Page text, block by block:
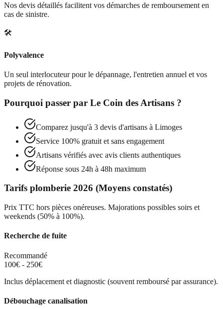
Nos devis détaillés facilitent vos démarches de remboursement en
cas de sinistre.
🛠️
Polyvalence
Un seul interlocuteur pour le dépannage, l'entretien annuel et vos
projets de rénovation.
Pourquoi passer par Le Coin des Artisans ?
Comparez jusqu'à 3 devis d'artisans à Limoges
Service 100% gratuit et sans engagement
Artisans vérifiés avec avis clients authentiques
Réponse sous 24h à 48h maximum
Tarifs plomberie 2026 (Moyens constatés)
Prix TTC hors pièces onéreuses. Majorations possibles soirs et
weekends (50% à 100%).
Recherche de fuite
Recommandé
100€ - 250€
Inclus déplacement et diagnostic (souvent remboursé par assurance).
Débouchage canalisation